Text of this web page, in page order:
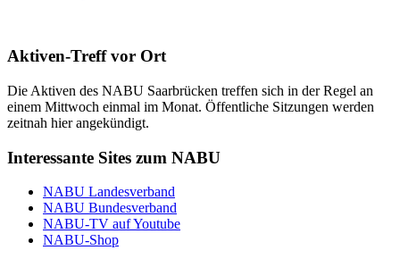
Aktiven-Treff vor Ort
Die Aktiven des NABU Saarbrücken treffen sich in der Regel an
einem Mittwoch einmal im Monat. Öffentliche Sitzungen werden
zeitnah hier angekündigt.
Interessante Sites zum NABU
NABU Landesverband
NABU Bundesverband
NABU-TV auf Youtube
NABU-Shop